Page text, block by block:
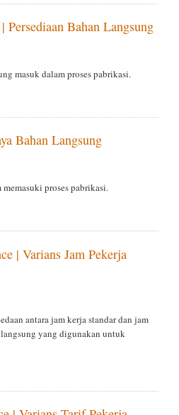
Bahan Langsung
masuk dalam proses pabrikasi.
Bahan Langsung
proses pabrikasi.
| Varians Jam Pekerja
antara jam kerja standar dan jam
yang digunakan untuk